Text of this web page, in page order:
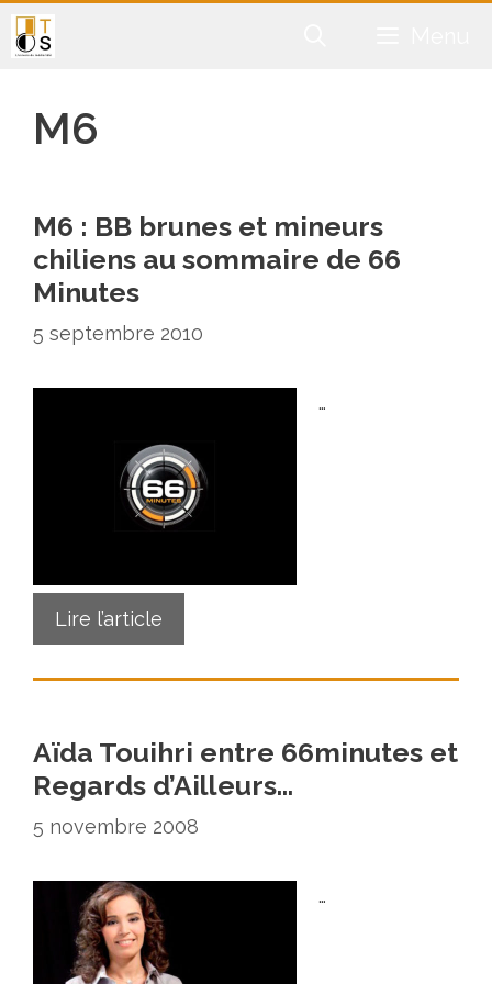
Aller
au
M6
M6 : BB brunes et mineurs
chiliens au sommaire de 66
Minutes
5 septembre 2010
…
Lire l’article
Aïda Touihri entre 66minutes et
Regards d’Ailleurs…
5 novembre 2008
…